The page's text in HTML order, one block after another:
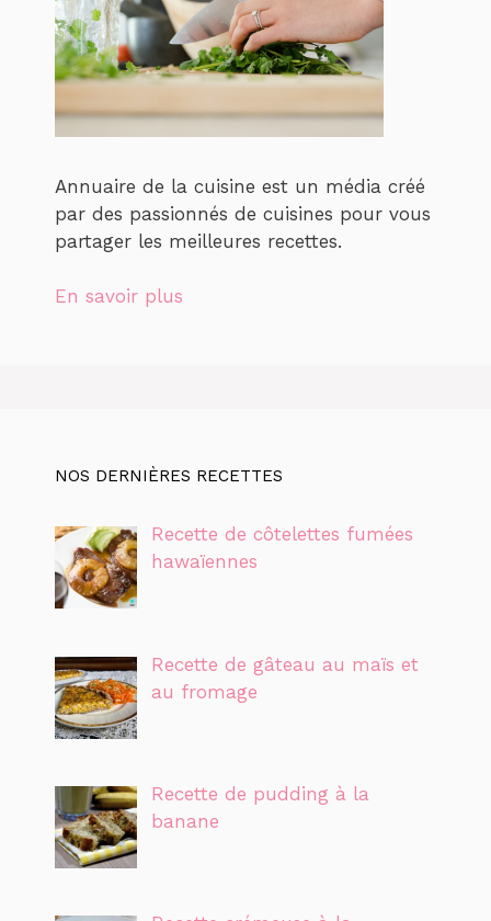
Annuaire de la cuisine est un média créé
par des passionnés de cuisines pour vous
partager les meilleures recettes.
En savoir plus
NOS DERNIÈRES RECETTES
Recette de côtelettes fumées
hawaïennes
Recette de gâteau au maïs et
au fromage
Recette de pudding à la
banane